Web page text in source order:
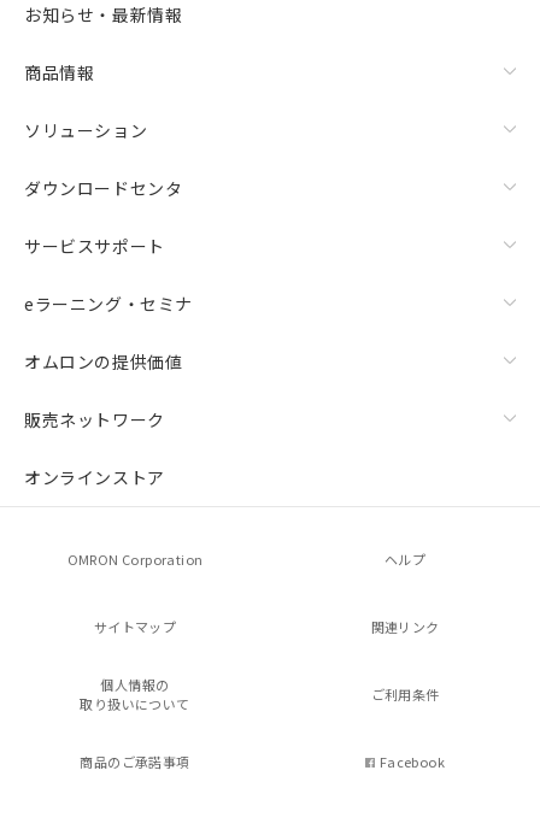
お知らせ・最新情報
商品情報
ソリューション
ダウンロードセンタ
サービスサポート
eラーニング・セミナ
オムロンの提供価値
販売ネットワーク
オンラインストア
OMRON Corporation ヘルプ
サイトマップ 関連リンク
個人情報の
取り扱いについて
ご利用条件
商品のご承諾事項 Facebook